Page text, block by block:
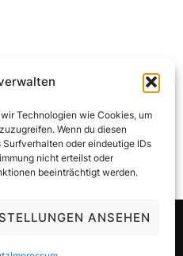
Technologien wie Cookies, um
Wenn du diesen
oder eindeutige IDs
nicht erteilst oder
beeinträchtigt werden.
ANSEHEN